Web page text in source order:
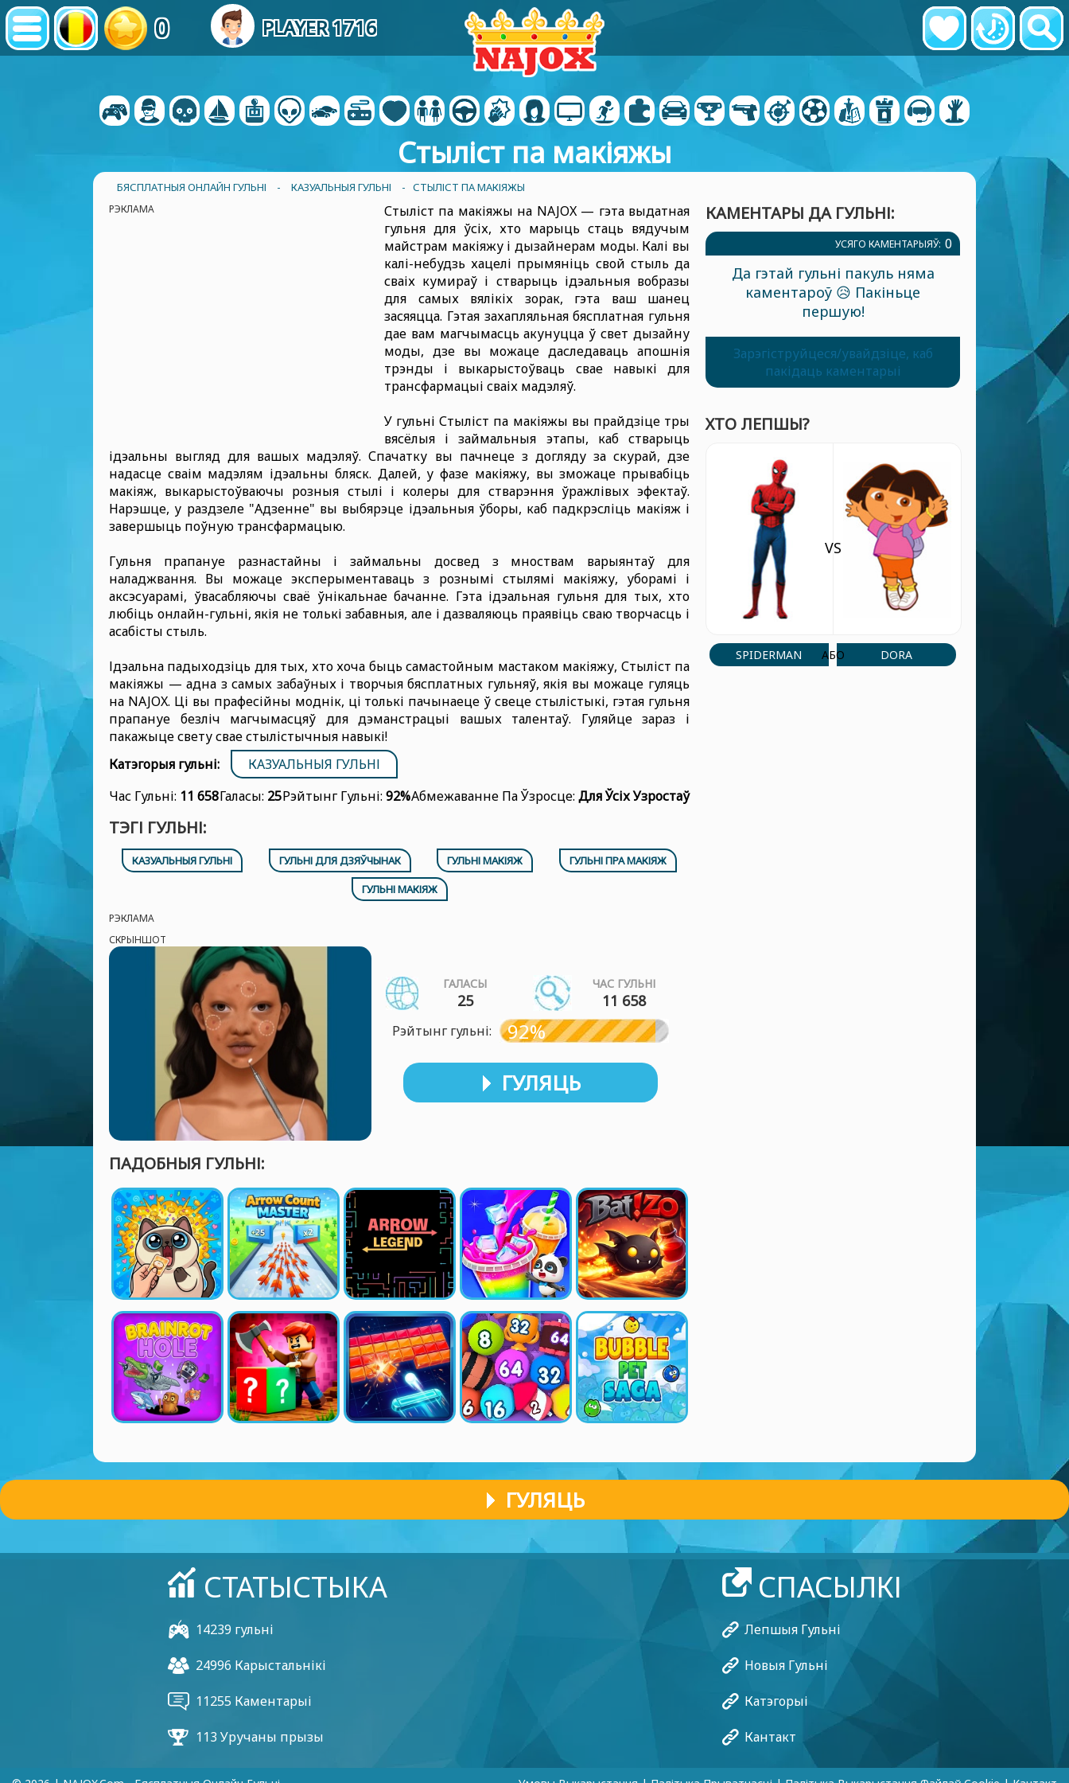
0 PLAYER 1716
Стыліст па макіяжы
БЯСПЛАТНЫЯ ОНЛАЙН ГУЛЬНІ - КАЗУАЛЬНЫЯ ГУЛЬНІ - СТЫЛІСТ ПА МАКІЯЖЫ
РЭКЛАМА
Стыліст па макіяжы на NAJOX — гэта выдатная
гульня для ўсіх, хто марыць стаць вядучым
майстрам макіяжу і дызайнерам моды. Калі вы
калі-небудзь хацелі прымяніць свой стыль да
сваіх кумираў і стварыць ідэальныя вобразы
для самых вялікіх зорак, гэта ваш шанец
засяяцца. Гэтая захапляльная бясплатная гульня
дае вам магчымасць акунуцца ў свет дызайну
моды, дзе вы можаце даследаваць апошнія
трэнды і выкарыстоўваць свае навыкі для
трансфармацыі сваіх мадэляў.
У гульні Стыліст па макіяжы вы прайдзіце тры
вясёлыя і займальныя этапы, каб стварыць
ідэальны выгляд для вашых мадэляў. Спачатку вы пачнеце з догляду за скурай, дзе
надасце сваім мадэлям ідэальны бляск. Далей, у фазе макіяжу, вы зможаце прывабіць
макіяж, выкарыстоўваючы розныя стылі і колеры для стварэння ўражлівых эфектаў.
Нарэшце, у раздзеле "Адзенне" вы выбярэце ідэальныя ўборы, каб падкрэсліць макіяж і
завершыць поўную трансфармацыю.
Гульня прапануе разнастайны і займальны досвед з мноствам варыянтаў для
наладжвання. Вы можаце эксперыментаваць з рознымі стылямі макіяжу, уборамі і
аксэсуарамі, ўвасабляючы сваё ўнікальнае бачанне. Гэта ідэальная гульня для тых, хто
любіць онлайн-гульні, якія не толькі забавныя, але і дазваляюць праявіць сваю творчасць і
асабісты стыль.
Ідэальна падыходзіць для тых, хто хоча быць самастойным мастаком макіяжу, Стыліст па
макіяжы — адна з самых забаўных і творчыя бясплатных гульняў, якія вы можаце гуляць
на NAJOX. Ці вы прафесійны моднік, ці толькі пачынаеце ў свеце стылістыкі, гэтая гульня
прапануе безліч магчымасцяў для дэманстрацыі вашых талентаў. Гуляйце зараз і
пакажыце свету свае стылістычныя навыкі!
Катэгорыя гульні:
КАЗУАЛЬНЫЯ ГУЛЬНІ
Час Гульні: 11 658Галасы: 25Рэйтынг Гульні: 92%Абмежаванне Па Ўзросце: Для Ўсіх Узростаў
ТЭГІ ГУЛЬНІ:
КАЗУАЛЬНЫЯ ГУЛЬНІ ГУЛЬНІ ДЛЯ ДЗЯЎЧЫНАК ГУЛЬНІ МАКІЯЖ
ГУЛЬНІ ПРА МАКІЯЖ
ГУЛЬНІ МАКІЯЖ
РЭКЛАМА
СКРЫНШОТ
ГАЛАСЫ
25
ЧАС ГУЛЬНІ
11 658
Рэйтынг гульні: 92%
ГУЛЯЦЬ
ПАДОБНЫЯ ГУЛЬНІ:
КАМЕНТАРЫ ДА ГУЛЬНІ:
УСЯГО КАМЕНТАРЫЯЎ: 0
Да гэтай гульні пакуль няма
каментароў 😥 Пакіньце
першую!
Зарэгіструйцеся/увайдзіце, каб
пакідаць каментарыі
ХТО ЛЕПШЫ?
SPIDERMAN
VS
АБО DORA
ГУЛЯЦЬ
СТАТЫСТЫКА
14239 гульні
24996 Карыстальнікі
11255 Каментарыі
113 Уручаны прызы
СПАСЫЛКІ
Лепшыя Гульні
Новыя Гульні
Катэгорыі
Кантакт